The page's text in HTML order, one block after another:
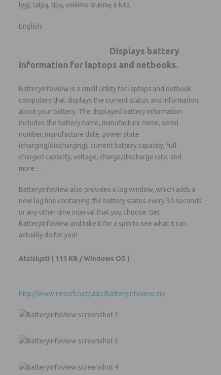
lygį, talpą, tipą, veikimo trukmę ir kita.
English:
Displays battery
information for laptops and netbooks.
BatteryInfoView is a small utility for laptops and netbook
computers that displays the current status and information
about your battery. The displayed battery information
includes the battery name, manufacture name, serial
number, manufacture date, power state
(charging/discharging), current battery capacity, full
charged capacity, voltage, charge/discharge rate, and
more…
BatteryInfoView also provides a log window, which adds a
new log line containing the battery status every 30 seconds
or any other time interval that you choose. Get
BatteryInfoView and take it for a spin to see what it can
actually do for you!
Atsisiųsti ( 113 KB / Windows OS )
http://www.nirsoft.net/utils/batteryinfoview.zip